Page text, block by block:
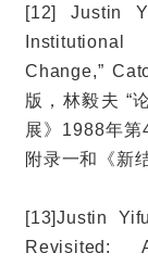
[12] Justin
Change,”
版，林毅夫 “
展》1988年第
附录一和《新
[13]Justin
Revisited: